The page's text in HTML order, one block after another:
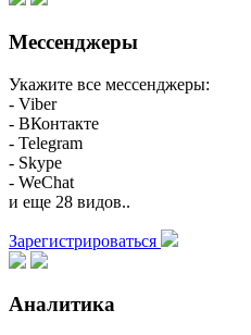
Мессенджеры
Укажите все мессенджеры:
- Viber
- ВКонтакте
- Telegram
- Skype
- WeChat
и еще 28 видов..
Зарегистрироваться
Аналитика